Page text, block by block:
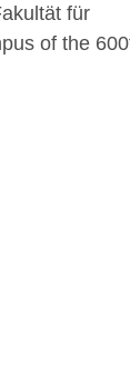
für
of the